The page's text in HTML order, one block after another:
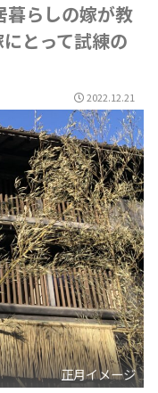
暮らしの嫁が教
とって試練の
2022.12.21
正月イメージ